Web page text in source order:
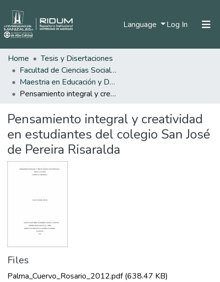
Language Log In (current)
Statistics
Home
Tesis y Disertaciones
Facultad de Ciencias Sociales y Humanas
Maestria en Educación y Desarrollo Humano
Pensamiento integral y creatividad en estudiantes del colegio San José de Pereira Risaralda
Pensamiento integral y creatividad
en estudiantes del colegio San José
de Pereira Risaralda
Files
Palma_Cuervo_Rosario_2012.pdf(638.47 KB)